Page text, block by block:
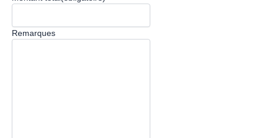
Remarques